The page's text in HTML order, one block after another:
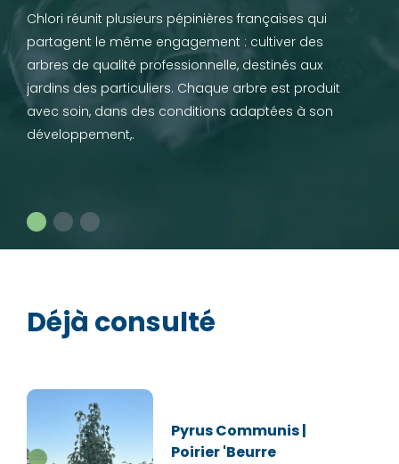
Chlori réunit plusieurs pépinières françaises qui
partagent le même engagement : cultiver des
arbres de qualité professionnelle, destinés aux
jardins des particuliers. Chaque arbre est produit
avec soin, dans des conditions adaptées à son
développement,.
Déjà consulté
Pyrus Communis |
Poirier 'Beurre